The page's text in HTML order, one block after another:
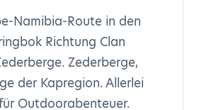
Namibia-Route in den
Richtung Clan
Zederberge,
der Kapregion. Allerlei
Outdoorabenteuer.